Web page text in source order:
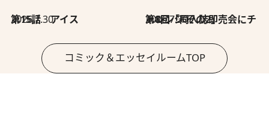
2026.7.30
第15話 アイス 2026.7.30
第8回「同人誌即売会にチャレンジ その2」
コミック＆エッセイルームTOP